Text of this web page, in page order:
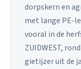
dorpskern en
met lange PE-
vooral in de
ZUIDWEST,
gietijzer uit de